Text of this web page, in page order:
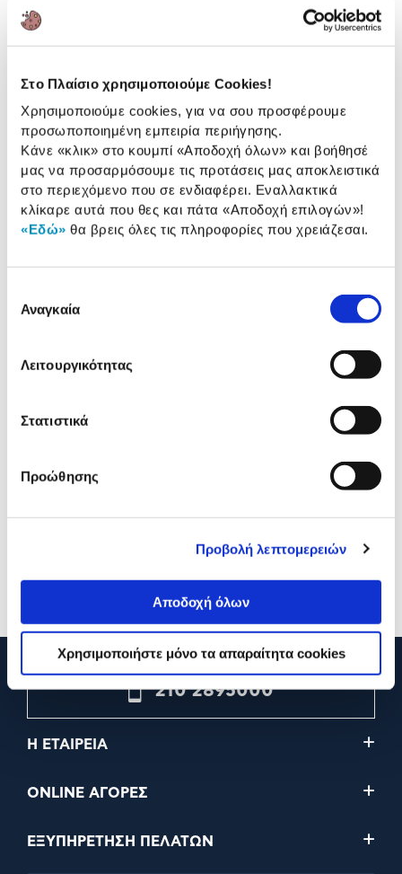
Στο Πλαίσιο χρησιμοποιούμε Cookies!
Χρησιμοποιούμε cookies, για να σου προσφέρουμε
προσωποποιημένη εμπειρία περιήγησης.
Κάνε «κλικ» στο κουμπί «Αποδοχή όλων» και βοήθησέ
μας να προσαρμόσουμε τις προτάσεις μας αποκλειστικά
στο περιεχόμενο που σε ενδιαφέρει. Εναλλακτικά
κλίκαρε αυτά που θες και πάτα «Αποδοχή επιλογών»!
«Εδώ» θα βρεις όλες τις πληροφορίες που χρειάζεσαι.
συγκατάθεσης
Αναγκαία
Λειτουργικότητας
Στατιστικά
Προώθησης
Προβολή λεπτομερειών
Αποδοχή όλων
Χρησιμοποιήστε μόνο τα απαραίτητα cookies
Αναλυτική
Προδιαγραφές
προϊόντος
Χαρακτηριστικά
Αξιολογήσεις
Αξιολογήσεις
προϊόν με εσένα!
The Writing Fields
Διαθέσιμες επιλογές
The Writing Fields
Τηλεφωνικό Ευρετήριο
7,99€
Προσθήκη
210 2895000
Η ΕΤΑΙΡΕΙΑ
ONLINE ΑΓΟΡΕΣ
ΕΞΥΠΗΡΕΤΗΣΗ ΠΕΛΑΤΩΝ